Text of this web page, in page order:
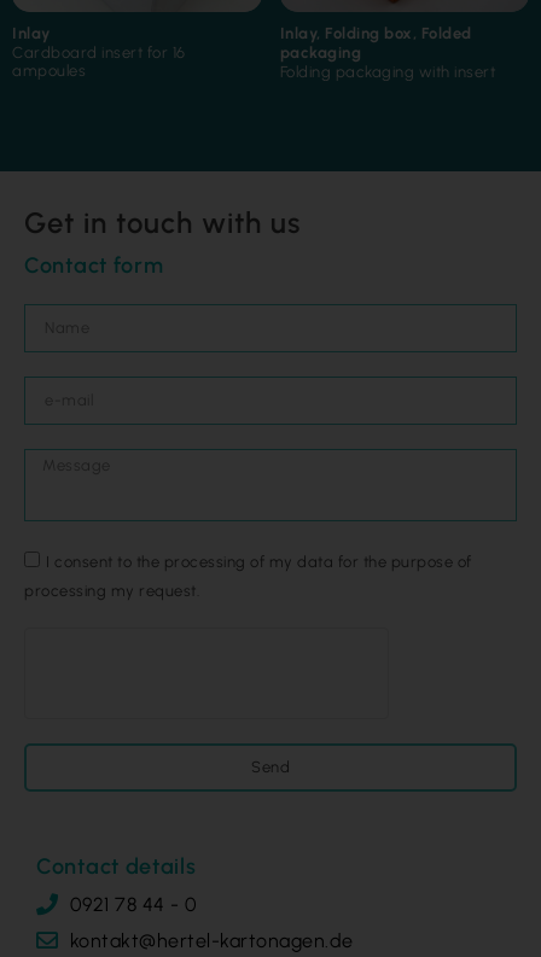
Inlay
Cardboard insert for 16
ampoules
Inlay, Folding box
Folded
packaging
Folding packaging with insert
Get in touch with us
Contact form
I consent to the processing of my data for the purpose of
processing my request.
Send
Contact details
0921 78 44 - 0
kontakt@hertel-kartonagen.de